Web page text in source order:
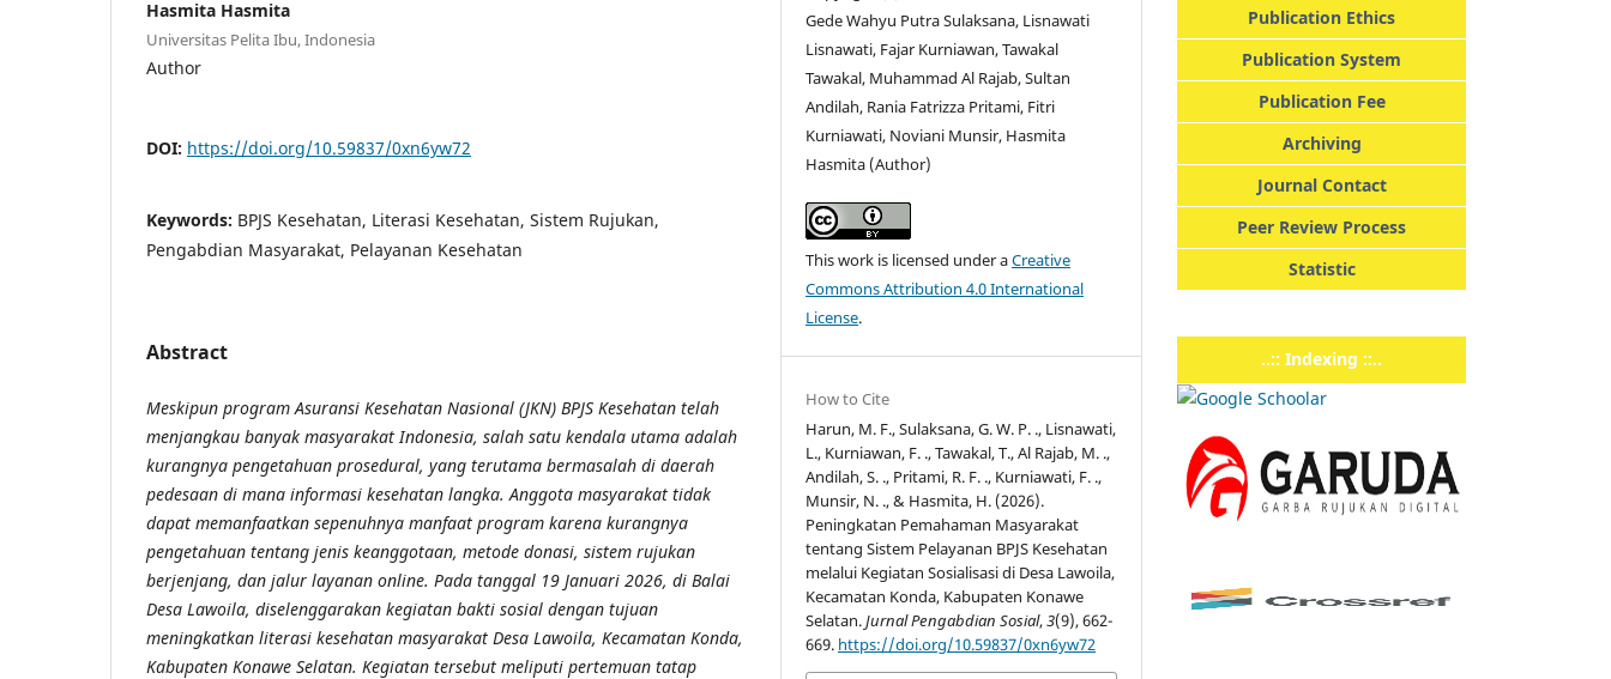
Hasmita Hasmita
Universitas Pelita Ibu, Indonesia
Author
DOI: https://doi.org/10.59837/0xn6yw72
Keywords: BPJS Kesehatan, Literasi Kesehatan, Sistem Rujukan,
Pengabdian Masyarakat, Pelayanan Kesehatan
Abstract
Meskipun program Asuransi Kesehatan Nasional (JKN) BPJS Kesehatan telah
menjangkau banyak masyarakat Indonesia, salah satu kendala utama adalah
kurangnya pengetahuan prosedural, yang terutama bermasalah di daerah
pedesaan di mana informasi kesehatan langka. Anggota masyarakat tidak
dapat memanfaatkan sepenuhnya manfaat program karena kurangnya
pengetahuan tentang jenis keanggotaan, metode donasi, sistem rujukan
berjenjang, dan jalur layanan online. Pada tanggal 19 Januari 2026, di Balai
Desa Lawoila, diselenggarakan kegiatan bakti sosial dengan tujuan
meningkatkan literasi kesehatan masyarakat Desa Lawoila, Kecamatan Konda,
Kabupaten Konawe Selatan. Kegiatan tersebut meliputi pertemuan tatap
Gede Wahyu Putra Sulaksana, Lisnawati
Lisnawati, Fajar Kurniawan, Tawakal
Tawakal, Muhammad Al Rajab, Sultan
Andilah, Rania Fatrizza Pritami, Fitri
Kurniawati, Noviani Munsir, Hasmita
Hasmita (Author)
This work is licensed under aCreative
Commons Attribution 4.0 International
License.
How to Cite
Harun, M. F., Sulaksana, G. W. P. ., Lisnawati,
L., Kurniawan, F. ., Tawakal, T., Al Rajab, M. .,
Andilah, S. ., Pritami, R. F. ., Kurniawati, F. .,
Munsir, N. ., & Hasmita, H. (2026).
Peningkatan Pemahaman Masyarakat
tentang Sistem Pelayanan BPJS Kesehatan
melalui Kegiatan Sosialisasi di Desa Lawoila,
Kecamatan Konda, Kabupaten Konawe
Selatan.Jurnal Pengabdian Sosial,3(9), 662-
669. https://doi.org/10.59837/0xn6yw72
Publication Ethics
Publication System
Publication Fee
Archiving
Journal Contact
Peer Review Process
Statistic
..:: Indexing ::..